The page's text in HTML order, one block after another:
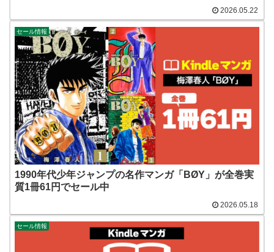
2026.05.22
セール情報
1990年代少年ジャンプの名作マンガ「BØY」が全巻実
質1冊61円でセール中
2026.05.18
セール情報